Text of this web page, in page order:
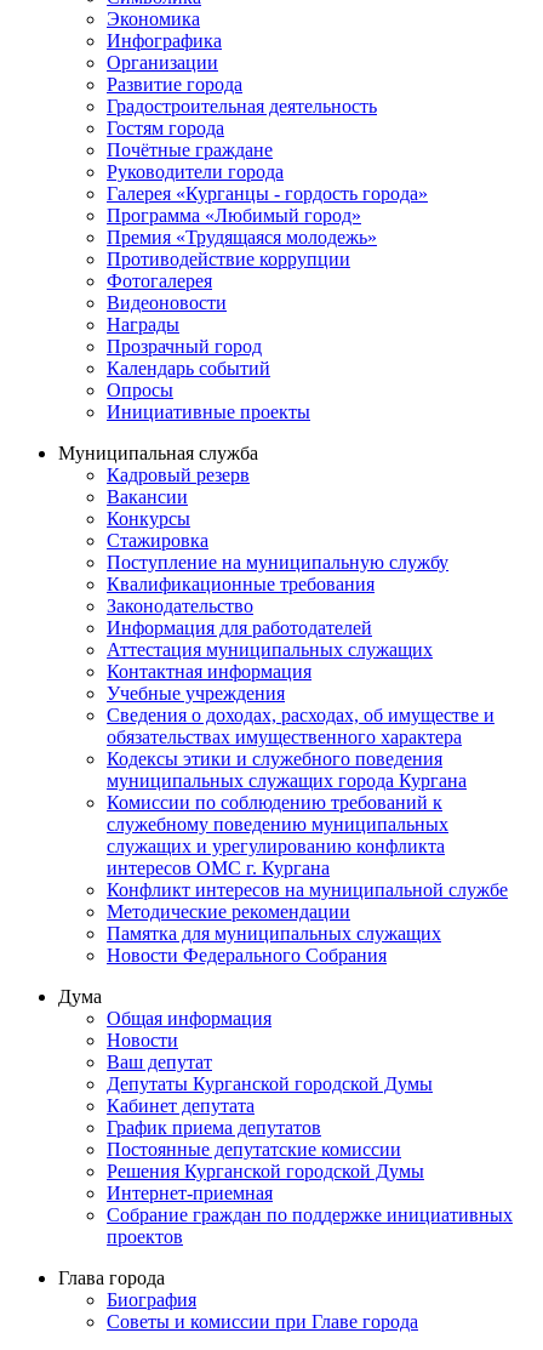
Экономика
Инфографика
Организации
Развитие города
Градостроительная деятельность
Гостям города
Почётные граждане
Руководители города
Галерея «Курганцы - гордость города»
Программа «Любимый город»
Премия «Трудящаяся молодежь»
Противодействие коррупции
Фотогалерея
Видеоновости
Награды
Прозрачный город
Календарь событий
Опросы
Инициативные проекты
Муниципальная служба
Кадровый резерв
Вакансии
Конкурсы
Стажировка
Поступление на муниципальную службу
Квалификационные требования
Законодательство
Информация для работодателей
Аттестация муниципальных служащих
Контактная информация
Учебные учреждения
Сведения о доходах, расходах, об имуществе и
обязательствах имущественного характера
Кодексы этики и служебного поведения
муниципальных служащих города Кургана
Комиссии по соблюдению требований к
служебному поведению муниципальных
служащих и урегулированию конфликта
интересов ОМС г. Кургана
Конфликт интересов на муниципальной службе
Методические рекомендации
Памятка для муниципальных служащих
Новости Федерального Cобрания
Дума
Общая информация
Новости
Ваш депутат
Депутаты Курганской городской Думы
Кабинет депутата
График приема депутатов
Постоянные депутатские комиссии
Решения Курганской городской Думы
Интернет-приемная
Собрание граждан по поддержке инициативных
проектов
Глава города
Биография
Советы и комиссии при Главе города